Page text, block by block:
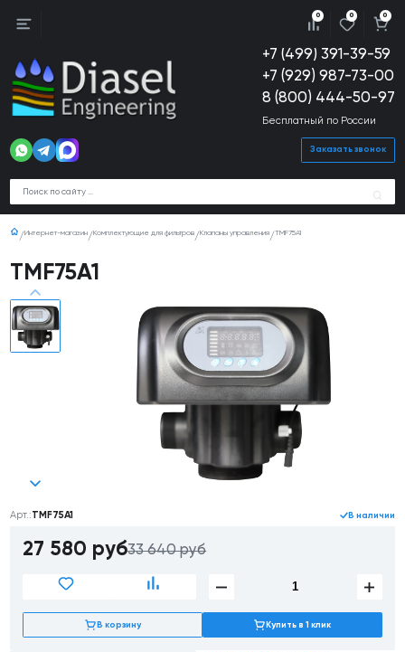
+7 (499) 391-39-59
+7 (929) 987-73-00
8 (800) 444-50-97
Бесплатный по России
Заказать звонок
0 0 0
Интернет-магазин Комплектующие для фильтров Клапаны управления TMF75А1
TMF75А1
Арт.:TMF75А1 В наличии
27 580 руб33 640 руб
В корзину Купить в 1 клик